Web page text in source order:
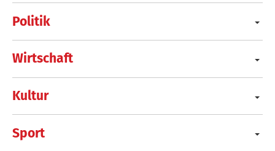
Politik
Wirtschaft
Kultur
Sport